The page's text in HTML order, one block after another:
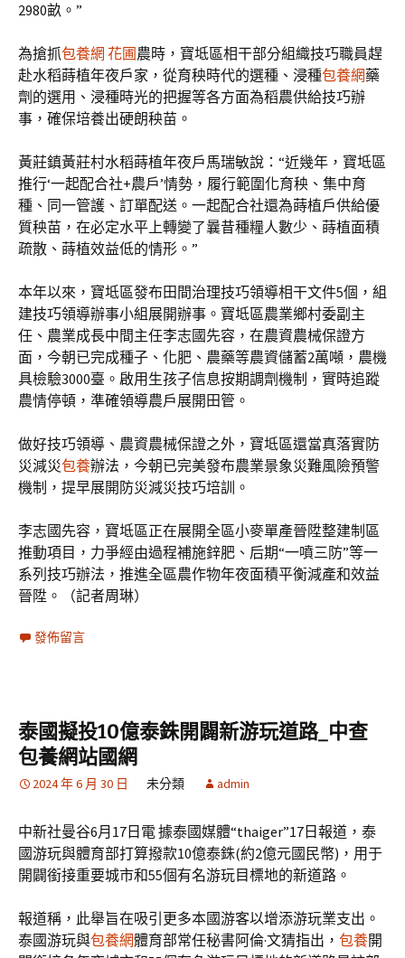
2980畝。”
為搶抓包養網 花圃農時，寶坻區相干部分組織技巧職員趕
赴水稻蒔植年夜戶家，從育秧時代的選種、浸種包養網藥
劑的選用、浸種時光的把握等各方面為稻農供給技巧辦
事，確保培養出硬朗秧苗。
黃莊鎮黃莊村水稻蒔植年夜戶馬瑞敏說：“近幾年，寶坻區
推行‘一起配合社+農戶’情勢，履行範圍化育秧、集中育
種、同一管護、訂單配送。一起配合社還為蒔植戶供給優
質秧苗，在必定水平上轉變了曩昔種糧人數少、蒔植面積
疏散、蒔植效益低的情形。”
本年以來，寶坻區發布田間治理技巧領導相干文件5個，組
建技巧領導辦事小組展開辦事。寶坻區農業鄉村委副主
任、農業成長中間主任李志國先容，在農資農械保證方
面，今朝已完成種子、化肥、農藥等農資儲蓄2萬噸，農機
具檢驗3000臺。啟用生孩子信息按期調劑機制，實時追蹤
農情停頓，準確領導農戶展開田管。
做好技巧領導、農資農械保證之外，寶坻區還當真落實防
災減災包養辦法，今朝已完美發布農業景象災難風險預警
機制，提早展開防災減災技巧培訓。
李志國先容，寶坻區正在展開全區小麥單產晉陞整建制區
推動項目，力爭經由過程補施鋅肥、后期“一噴三防”等一
系列技巧辦法，推進全區農作物年夜面積平衡減產和效益
晉陞。（記者周琳）
發佈留言
泰國擬投10億泰銖開闢新游玩道路_中查
包養網站國網
2024 年 6 月 30 日 未分類 admin
中新社曼谷6月17日電 據泰國媒體“thaiger”17日報道，泰
國游玩與體育部打算撥款10億泰銖(約2億元國民幣)，用于
開闢銜接重要城市和55個有名游玩目標地的新道路。
報道稱，此舉旨在吸引更多本國游客以增添游玩業支出。
泰國游玩與包養網體育部常任秘書阿倫·文猜指出， 包養開